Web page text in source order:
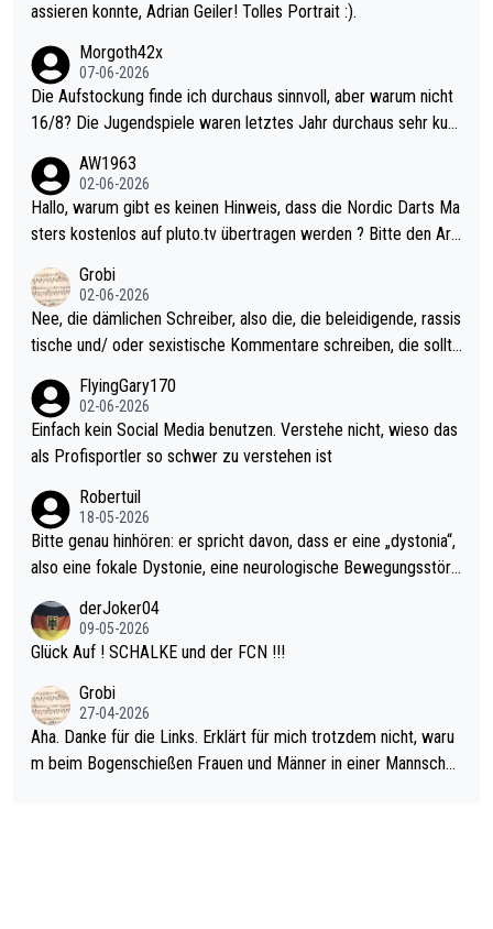
assieren konnte, Adrian Geiler! Tolles Portrait :).
Morgoth42x
07-06-2026
Die Aufstockung finde ich durchaus sinnvoll, aber warum nicht
16/8? Die Jugendspiele waren letztes Jahr durchaus sehr kurz
Allerdings ist Mitchell Lawrie als Nummer 1 der Welt eh qualifi
ziert. Somit ändert die automatische Qualifikation des Weltmei
sters erstmal nichts. Ich denke sie wollen damit für nächstes J
ohl wenig WDF Turniere spielen. Dies war bei Archie Self letzt
es Jahr der Fall. Er musste als amtierender Weltmeister durch
den Qualifier und ich glaube kaum, dass Mitchel sich das (in Ve
el hat.
AW1963
02-06-2026
Hallo, warum gibt es keinen Hinweis, dass die Nordic Darts Ma
sters kostenlos auf pluto.tv übertragen werden ? Bitte den Arti
Grobi
02-06-2026
Nee, die dämlichen Schreiber, also die, die beleidigende, rassis
tische und/ oder sexistische Kommentare schreiben, die sollte
s Leben in den Griff kriegen. Nur eins wundert mich: Luke Little
r war doch neulich erst derjenige, der über Social Media GvV p
rovoziert hat. Und Littlers Mutter schießt öfters mal gegen Ric
FlyingGary170
02-06-2026
Einfach kein Social Media benutzen. Verstehe nicht, wieso das
als Profisportler so schwer zu verstehen ist
Robertuil
18-05-2026
Bitte genau hinhören: er spricht davon, dass er eine „dystonia“,
also eine fokale Dystonie, eine neurologische Bewegungsstöru
erden, im Arm hat. Und, dass Medikamente ihm helfen! Ich glau
be immer noch, dass sehr viele der Dartits-Fälle fälschlich psy
diese könnten teils wirksam behandelt werden! Dafür müsste
man nur zum Neurologen und nicht zum Mentaltrainer gehen…
derJoker04
09-05-2026
Glück Auf ! SCHALKE und der FCN !!!
Grobi
27-04-2026
Aha. Danke für die Links. Erklärt für mich trotzdem nicht, waru
m beim Bogenschießen Frauen und Männer in einer Mannschaf